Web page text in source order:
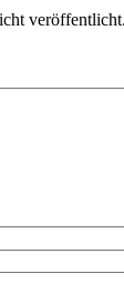
veröffentlicht.